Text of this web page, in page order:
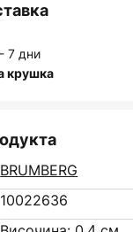
7 дни
крушка
BRUMBERG
10022636